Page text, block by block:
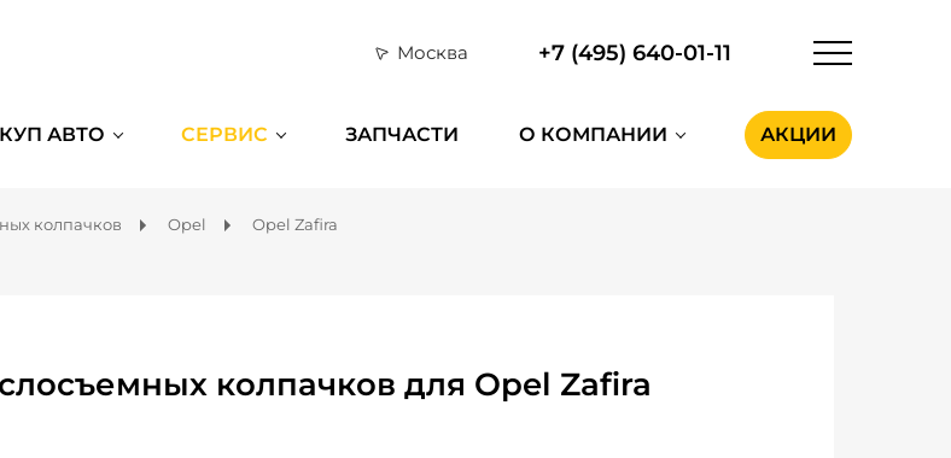
Москва +7 (495) 640-01-11
АВТО СЕРВИС ЗАПЧАСТИ О КОМПАНИИ АКЦИИ
колпачков Opel Opel Zafira
колпачков для Opel Zafira